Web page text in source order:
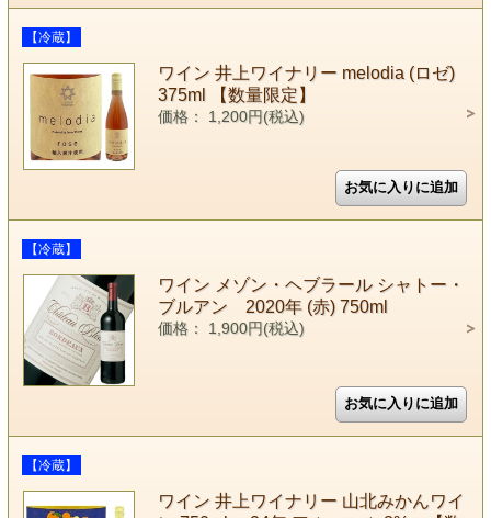
【冷蔵】
ワイン 井上ワイナリー melodia (ロゼ)
375ml 【数量限定】
価格： 1,200円(税込)
【冷蔵】
ワイン メゾン・ヘブラール シャトー・
ブルアン 2020年 (赤) 750ml
価格： 1,900円(税込)
【冷蔵】
ワイン 井上ワイナリー 山北みかんワイ